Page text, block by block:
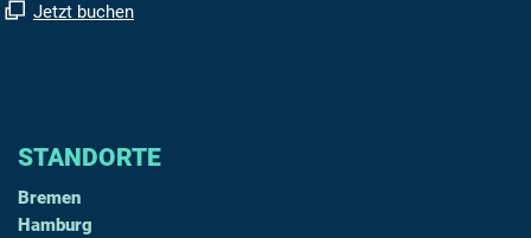
Jetzt buchen
STANDORTE
Bremen
Hamburg